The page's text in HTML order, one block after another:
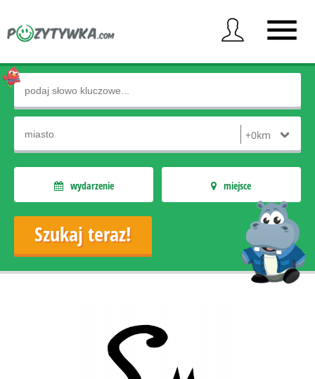
wydarzenie miejsce